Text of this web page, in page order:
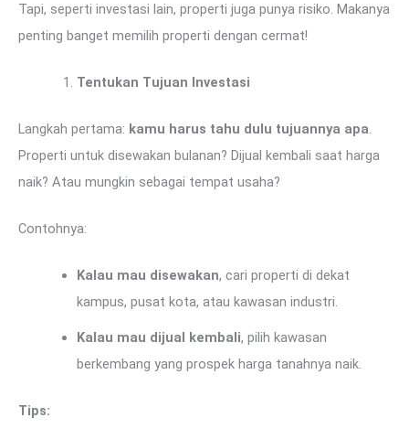
Tapi, seperti investasi lain, properti juga punya risiko. Makanya
penting banget memilih properti dengan cermat!
Tentukan Tujuan Investasi
Langkah pertama: kamu harus tahu dulu tujuannya apa.
Properti untuk disewakan bulanan? Dijual kembali saat harga
naik? Atau mungkin sebagai tempat usaha?
Contohnya:
Kalau mau disewakan, cari properti di dekat
kampus, pusat kota, atau kawasan industri.
Kalau mau dijual kembali, pilih kawasan
berkembang yang prospek harga tanahnya naik.
Tips: